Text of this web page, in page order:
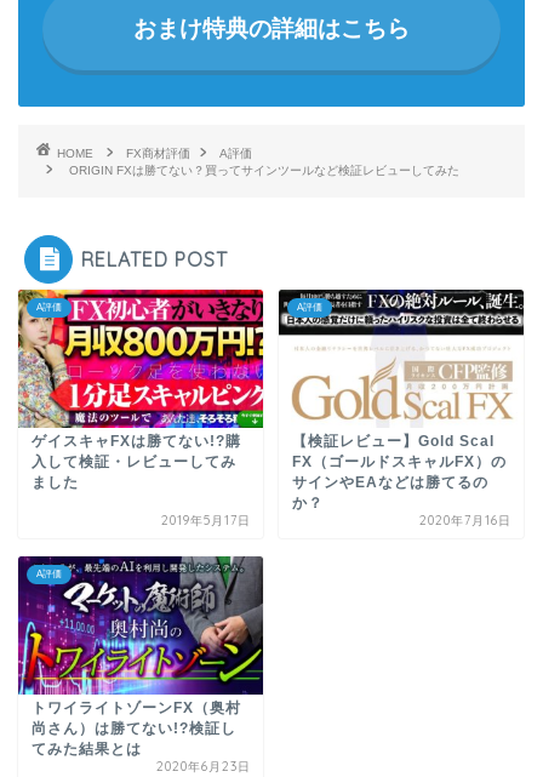
おまけ特典の詳細はこちら
HOME FX商材評価
A評価
ORIGIN FXは勝てない？買ってサインツールなど検証レビューしてみた
RELATED POST
A評価
ゲイスキャFXは勝てない!?購
入して検証・レビューしてみ
ました
2019年5月17日
A評価
【検証レビュー】Gold Scal
FX（ゴールドスキャルFX）の
サインやEAなどは勝てるの
か？
2020年7月16日
A評価
トワイライトゾーンFX（奥村
尚さん）は勝てない!?検証し
てみた結果とは
2020年6月23日